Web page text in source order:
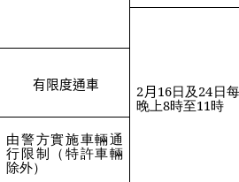
2月 16日及 24日
晚上8時至11時
有限度通車
由警方實施車輛通
行限制（特許車輛
除外）